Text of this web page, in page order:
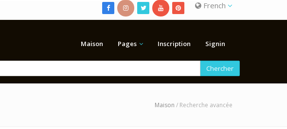
French
Maison Pages Inscription Signin
Chercher
Maison / Recherche avancée